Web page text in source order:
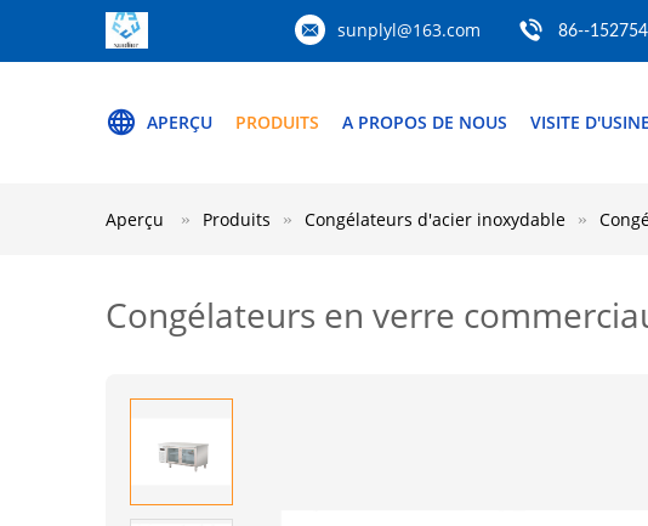
sunplyl@163.com 86--
APERÇU PRODUITS A PROPOS DE NOUS VISITE D'USINE
Aperçu Produits Congélateurs d'acier inoxydable
Congélateurs en verre